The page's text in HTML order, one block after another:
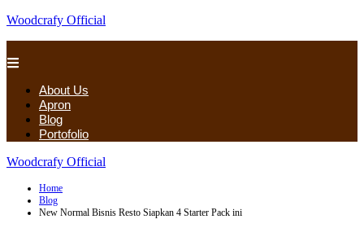
Woodcrafy Official
About Us
Apron
Blog
Portofolio
Woodcrafy Official
Home
Blog
New Normal Bisnis Resto Siapkan 4 Starter Pack ini